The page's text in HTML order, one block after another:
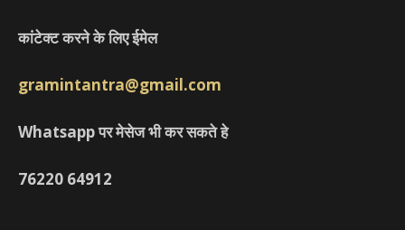
कांटेक्ट करने के लिए ईमेल
gramintantra@gmail.com
Whatsapp पर मेसेज भी कर सकते हे
76220 64912